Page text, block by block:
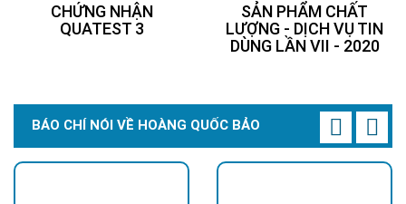
CHỨNG NHẬN
QUATEST 3
SẢN PHẨM CHẤT
LƯỢNG - DỊCH VỤ TIN
DÙNG LẦN VII - 2020
BÁO CHÍ NÓI VỀ HOÀNG QUỐC BẢO